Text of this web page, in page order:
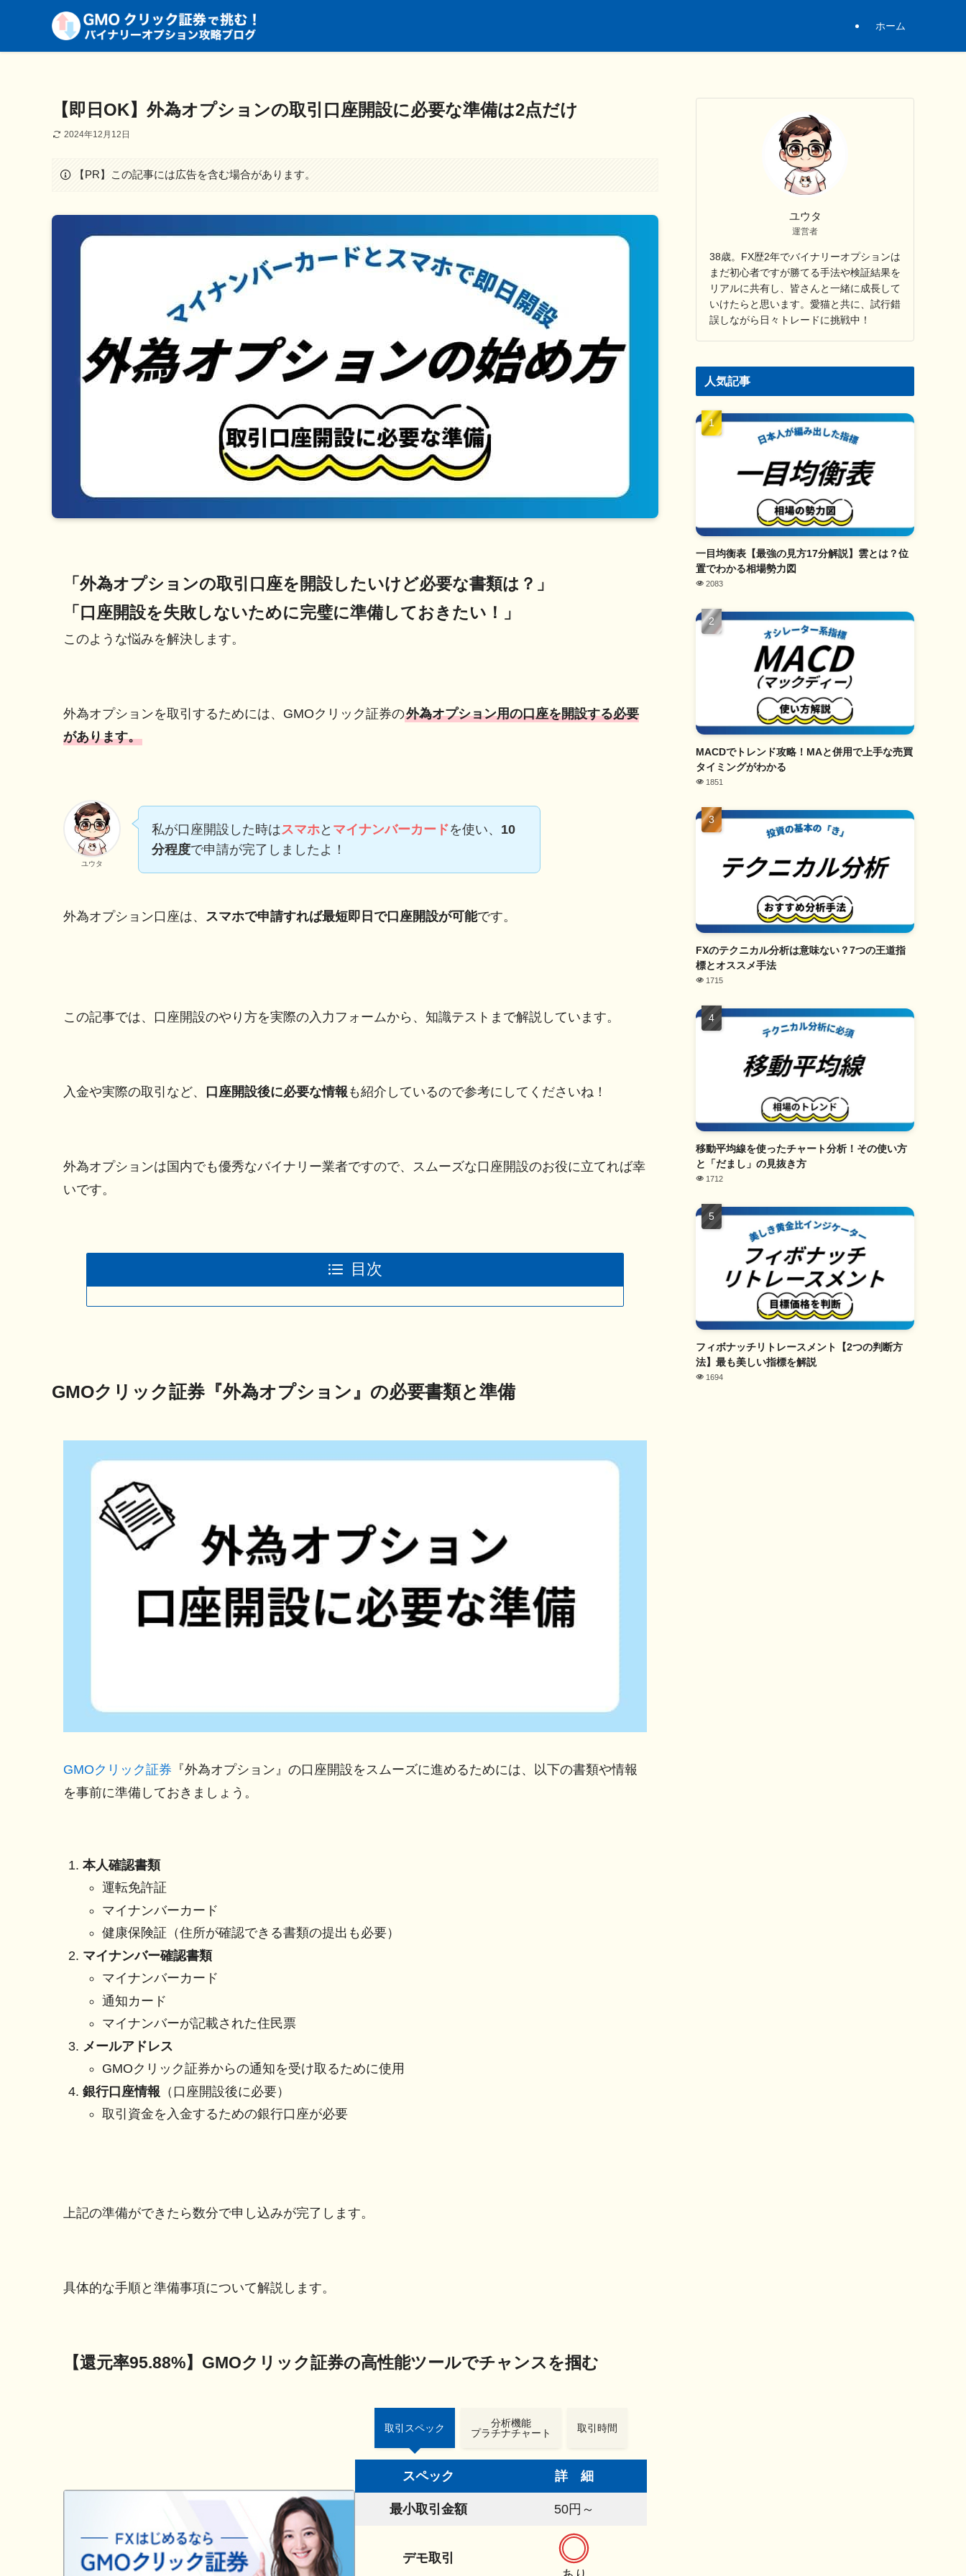
ホーム
【即日OK】外為オプションの取引口座開設に必要な準備は2点だけ
2024年12月12日
【PR】この記事には広告を含む場合があります。
「外為オプションの取引口座を開設したいけど必要な書類は？」
「口座開設を失敗しないために完璧に準備しておきたい！」
このような悩みを解決します。
外為オプションを取引するためには、GMOクリック証券の外為オプション用の口座を開設する必要
があります。
ユウタ
私が口座開設した時はスマホと マイナンバーカードを使い、 10
分程度で申請が完了しましたよ！
外為オプション口座は、 スマホで申請すれば最短即日で口座開設が可能です。
この記事では、口座開設のやり方を実際の入力フォームから、知識テストまで解説しています。
入金や実際の取引など、 口座開設後に必要な情報 も紹介しているので参考にしてくださいね！
外為オプションは国内でも優秀なバイナリー業者ですので、スムーズな口座開設のお役に立てれば幸
いです。
目次
GMOクリック証券『外為オプション』の必要書類と準備
GMOクリック証券 『外為オプション』の口座開設をスムーズに進めるためには、以下の書類や情報
を事前に準備しておきましょう。
本人確認書類
運転免許証
マイナンバーカード
健康保険証（住所が確認できる書類の提出も必要）
マイナンバー確認書類
マイナンバーカード
通知カード
マイナンバーが記載された住民票
メールアドレス
GMOクリック証券からの通知を受け取るために使用
銀行口座情報 （口座開設後に必要）
取引資金を入金するための銀行口座が必要
上記の準備ができたら数分で申し込みが完了します。
具体的な手順と準備事項について解説します。
【還元率95.88%】GMOクリック証券の高性能ツールでチャンスを掴む
取引スペック
分析機能
プラチナチャート
取引時間
スペック 詳 細
最小取引金額 50円～
デモ取引
ユウタ
運営者
38歳。FX歴2年でバイナリーオプションは
まだ初心者ですが勝てる手法や検証結果を
リアルに共有し、皆さんと一緒に成長して
いけたらと思います。愛猫と共に、試行錯
誤しながら日々トレードに挑戦中！
人気記事
一目均衡表【最強の見方17分解説】雲とは？位
置でわかる相場勢力図
2083
MACDでトレンド攻略！MAと併用で上手な売買
タイミングがわかる
1851
FXのテクニカル分析は意味ない？7つの王道指
標とオススメ手法
1715
移動平均線を使ったチャート分析！その使い方
と「だまし」の見抜き方
1712
フィボナッチリトレースメント【2つの判断方
法】最も美しい指標を解説
1694